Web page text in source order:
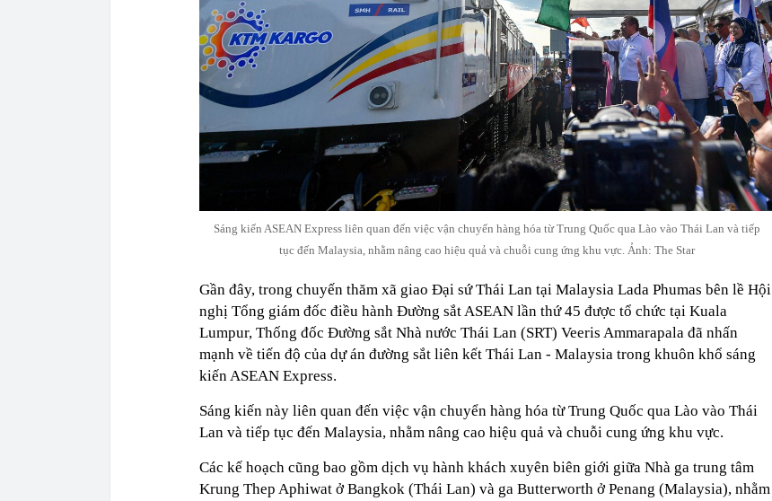
Sáng kiến ASEAN Express liên quan đến việc vận chuyển hàng hóa từ Trung Quốc qua Lào vào Thái Lan và tiếp
tục đến Malaysia, nhằm nâng cao hiệu quả và chuỗi cung ứng khu vực. Ảnh: The Star
Gần đây, trong chuyến thăm xã giao Đại sứ Thái Lan tại Malaysia Lada Phumas bên lề Hội
nghị Tổng giám đốc điều hành Đường sắt ASEAN lần thứ 45 được tổ chức tại Kuala
Lumpur, Thống đốc Đường sắt Nhà nước Thái Lan (SRT) Veeris Ammarapala đã nhấn
mạnh về tiến độ của dự án đường sắt liên kết Thái Lan - Malaysia trong khuôn khổ sáng
kiến ASEAN Express.
Sáng kiến này liên quan đến việc vận chuyển hàng hóa từ Trung Quốc qua Lào vào Thái
Lan và tiếp tục đến Malaysia, nhằm nâng cao hiệu quả và chuỗi cung ứng khu vực.
Các kế hoạch cũng bao gồm dịch vụ hành khách xuyên biên giới giữa Nhà ga trung tâm
Krung Thep Aphiwat ở Bangkok (Thái Lan) và ga Butterworth ở Penang (Malaysia), nhằm